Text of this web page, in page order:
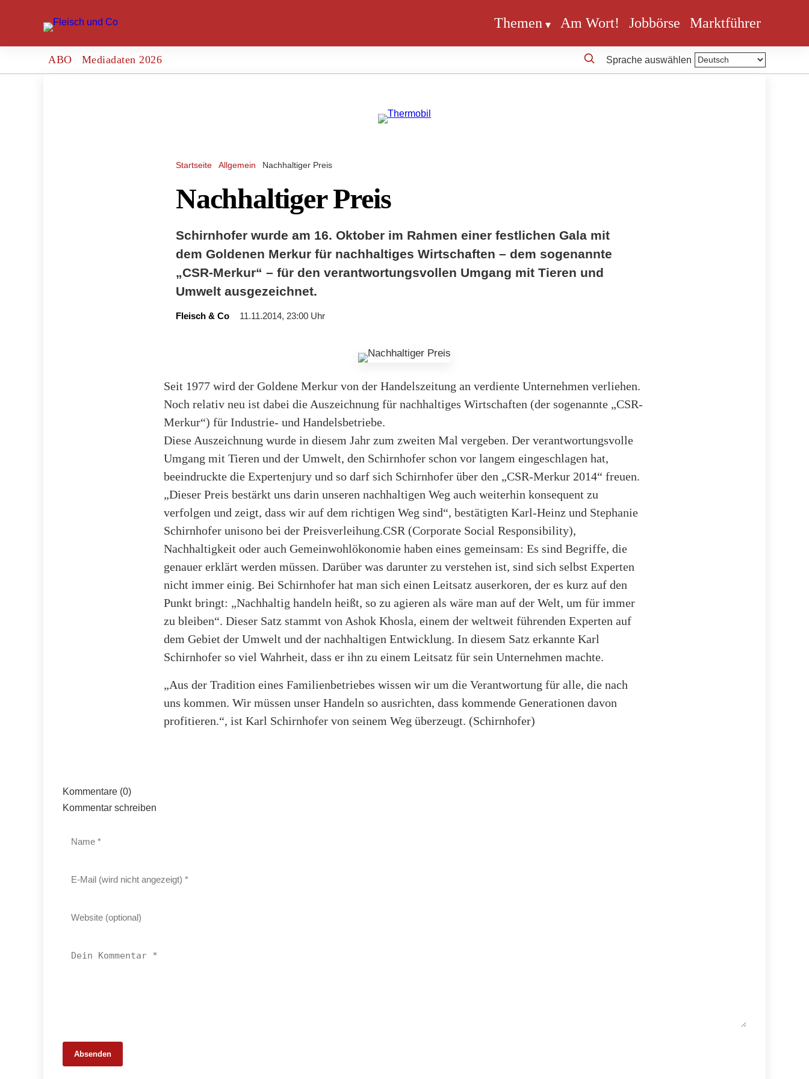
Themen Am Wort! Jobbörse Marktführer
ABO Mediadaten 2026 Sprache auswählen
Startseite Allgemein Nachhaltiger Preis
Nachhaltiger Preis
Schirnhofer wurde am 16. Oktober im Rahmen einer festlichen Gala mit
dem Goldenen Merkur für nachhaltiges Wirtschaften – dem sogenannte
„CSR-Merkur“ – für den verantwortungsvollen Umgang mit Tieren und
Umwelt ausgezeichnet.
Fleisch & Co 11.11.2014, 23:00 Uhr
Seit 1977 wird der Goldene Merkur von der Handelszeitung an verdiente Unternehmen verliehen.
Noch relativ neu ist dabei die Auszeichnung für nachhaltiges Wirtschaften (der sogenannte „CSR-
Merkur“) für Industrie- und Handelsbetriebe.
Diese Auszeichnung wurde in diesem Jahr zum zweiten Mal vergeben. Der verantwortungsvolle
Umgang mit Tieren und der Umwelt, den Schirnhofer schon vor langem eingeschlagen hat,
beeindruckte die Expertenjury und so darf sich Schirnhofer über den „CSR-Merkur 2014“ freuen.
„Dieser Preis bestärkt uns darin unseren nachhaltigen Weg auch weiterhin konsequent zu
verfolgen und zeigt, dass wir auf dem richtigen Weg sind“, bestätigten Karl-Heinz und Stephanie
Schirnhofer unisono bei der Preisverleihung.CSR (Corporate Social Responsibility),
Nachhaltigkeit oder auch Gemeinwohlökonomie haben eines gemeinsam: Es sind Begriffe, die
genauer erklärt werden müssen. Darüber was darunter zu verstehen ist, sind sich selbst Experten
nicht immer einig. Bei Schirnhofer hat man sich einen Leitsatz auserkoren, der es kurz auf den
Punkt bringt: „Nachhaltig handeln heißt, so zu agieren als wäre man auf der Welt, um für immer
zu bleiben“. Dieser Satz stammt von Ashok Khosla, einem der weltweit führenden Experten auf
dem Gebiet der Umwelt und der nachhaltigen Entwicklung. In diesem Satz erkannte Karl
Schirnhofer so viel Wahrheit, dass er ihn zu einem Leitsatz für sein Unternehmen machte.
„Aus der Tradition eines Familienbetriebes wissen wir um die Verantwortung für alle, die nach
uns kommen. Wir müssen unser Handeln so ausrichten, dass kommende Generationen davon
profitieren.“, ist Karl Schirnhofer von seinem Weg überzeugt. (Schirnhofer)
Kommentare (0)
Kommentar schreiben
Absenden